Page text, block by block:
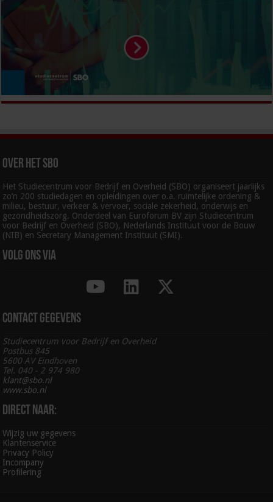
Over het SBO
Het Studiecentrum voor Bedrijf en Overheid (SBO) organiseert jaarlijks
zo’n 200 studiedagen en opleidingen over o.a. ruimtelijke ordening &
milieu, bestuur, verkeer & vervoer, sociale zekerheid, onderwijs en
gezondheidszorg. Onderdeel van Euroforum BV zijn Studiecentrum
voor Bedrijf en Overheid (SBO), Nederlands Instituut voor de Bouw
(NIB) en Secretary Management Instituut (SMI).
Volg ons via
Contact gegevens
Studiecentrum voor Bedrijf en Overheid
Postbus 845
5600 AV Eindhoven
Tel. 040 - 2 974 980
klant@sbo.nl
www.sbo.nl
Direct naar:
Wijzig uw gegevens
Klantenservice
Privacy Policy
Incompany
Profilering